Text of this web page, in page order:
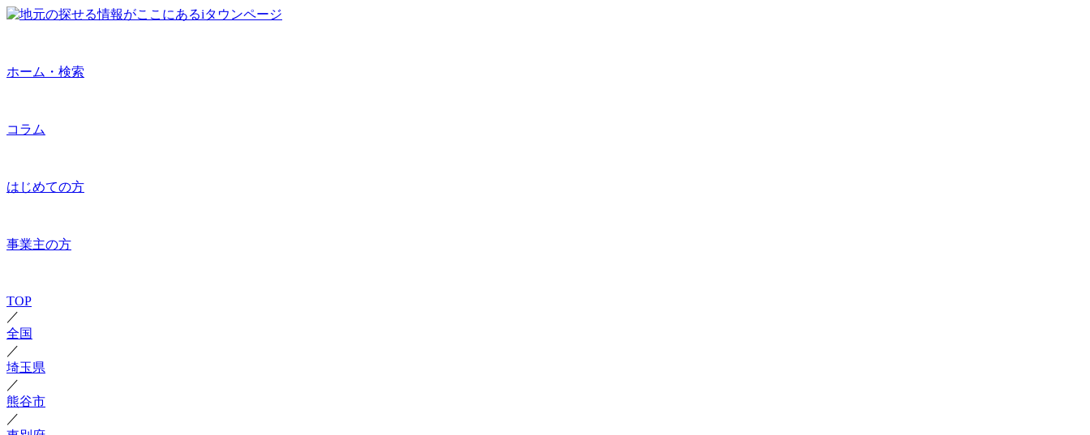
ホーム・検索
コラム
はじめての方
事業主の方
TOP
／
全国
／
埼玉県
／
熊谷市
／